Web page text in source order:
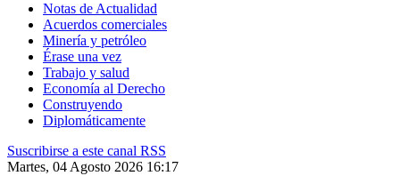
Notas de Actualidad
Acuerdos comerciales
Minería y petróleo
Érase una vez
Trabajo y salud
Economía al Derecho
Construyendo
Diplomáticamente
Suscribirse a este canal RSS
Martes, 04 Agosto 2026 16:17